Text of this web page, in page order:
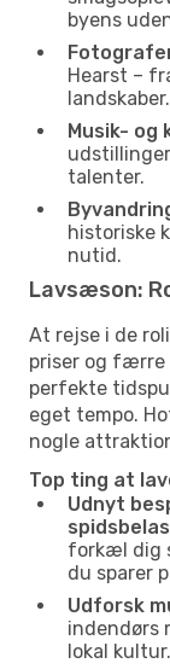
byens
Hearst –
landskaber.
Musik-
talenter.
historiske
nutid.
Lavsæson:
At rejse i de
priser og færre
perfekte
eget tempo.
nogle
Top ting at
Udnyt
forkæl dig
du sparer
Udforsk
indendørs
lokal kultur.